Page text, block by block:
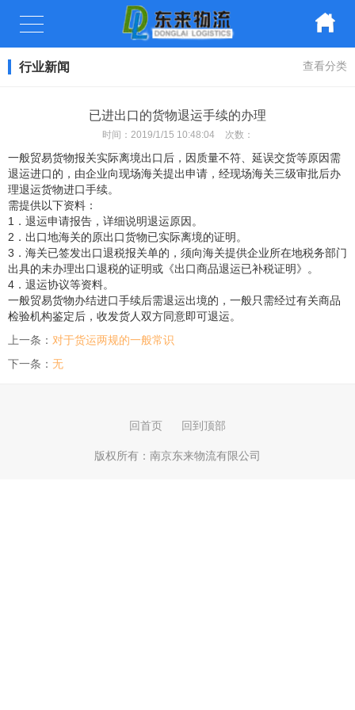
行业新闻 查看分类
已进出口的货物退运手续的办理
时间： 2019/1/15 10:48:04 次数：
一般贸易货物报关实际离境出口后，因质量不符、延误交货等原因需
退运进口的，由企业向现场海关提出申请，经现场海关三级审批后办
理退运货物进口手续。
需提供以下资料：
1．退运申请报告，详细说明退运原因。
2．出口地海关的原出口货物已实际离境的证明。
3．海关已签发出口退税报关单的，须向海关提供企业所在地税务部门
出具的未办理出口退税的证明或《出口商品退运已补税证明》。
4．退运协议等资料。
一般贸易货物办结进口手续后需退运出境的，一般只需经过有关商品
检验机构鉴定后，收发货人双方同意即可退运。
上一条： 对于货运两规的一般常识
下一条： 无
回首页 回到顶部
版权所有： 南京东来物流有限公司